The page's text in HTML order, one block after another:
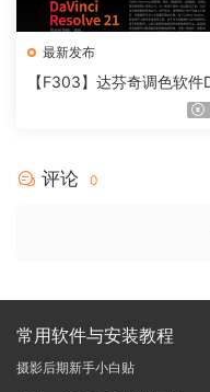
最新发布
【F303】达芬奇调色软件
Vinci Resolve
评论 0
常用软件与安装教程
摄影后期新手小白贴